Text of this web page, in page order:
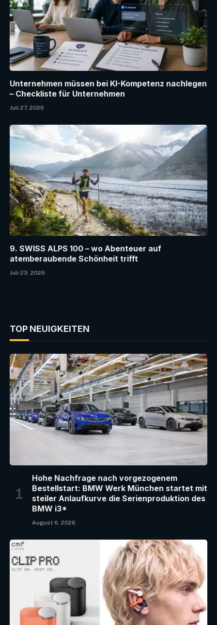
Unternehmen müssen bei KI-Kompetenz nachlegen
– Checkliste für Unternehmen
Juli 27, 2026
9. SWISS ALPS 100 – wo Abenteuer auf
atemberaubende Schönheit trifft
Juli 23, 2026
TOP NEUIGKEITEN
Hohe Nachfrage nach vorgezogenem
Bestellstart: BMW Werk München startet mit
steiler Anlaufkurve die Serienproduktion des
BMW i3*
August 6, 2026